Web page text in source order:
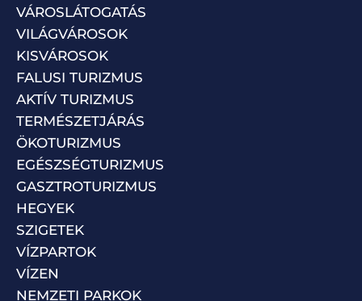
VÁROSLÁTOGATÁS
VILÁGVÁROSOK
KISVÁROSOK
FALUSI TURIZMUS
AKTÍV TURIZMUS
TERMÉSZETJÁRÁS
ÖKOTURIZMUS
EGÉSZSÉGTURIZMUS
GASZTROTURIZMUS
HEGYEK
SZIGETEK
VÍZPARTOK
VÍZEN
NEMZETI PARKOK